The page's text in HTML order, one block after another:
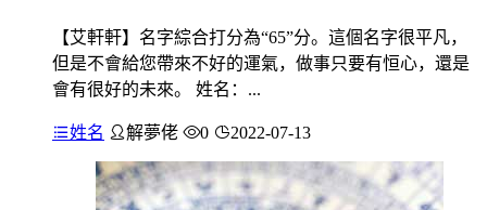
【艾軒軒】名字綜合打分為“65”分。這個名字很平凡，
但是不會給您帶來不好的運氣，做事只要有恒心，還是
會有很好的未來。 姓名：...
姓名 解夢佬 0 2022-07-13